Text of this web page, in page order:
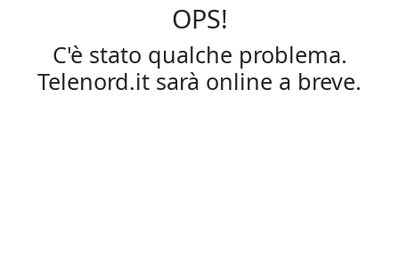
OPS!
C'è stato qualche problema.
Telenord.it sarà online a breve.